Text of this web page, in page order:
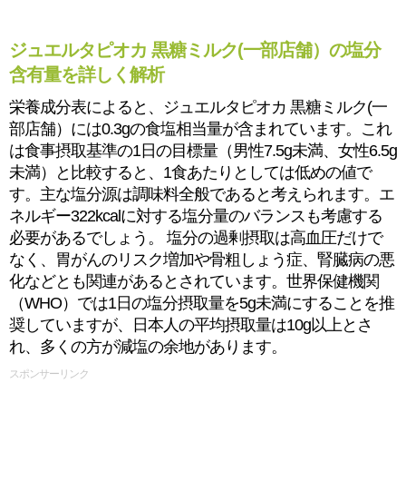
ジュエルタピオカ 黒糖ミルク(一部店舗）の塩分
含有量を詳しく解析
栄養成分表によると、ジュエルタピオカ 黒糖ミルク(一
部店舗）には0.3gの食塩相当量が含まれています。これ
は食事摂取基準の1日の目標量（男性7.5g未満、女性6.5g
未満）と比較すると、1食あたりとしては低めの値で
す。主な塩分源は調味料全般であると考えられます。エ
ネルギー322kcalに対する塩分量のバランスも考慮する
必要があるでしょう。 塩分の過剰摂取は高血圧だけで
なく、胃がんのリスク増加や骨粗しょう症、腎臓病の悪
化などとも関連があるとされています。世界保健機関
（WHO）では1日の塩分摂取量を5g未満にすることを推
奨していますが、日本人の平均摂取量は10g以上とさ
れ、多くの方が減塩の余地があります。
スポンサーリンク